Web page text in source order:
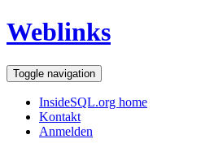
Weblinks
Toggle navigation
InsideSQL.org home
Kontakt
Anmelden